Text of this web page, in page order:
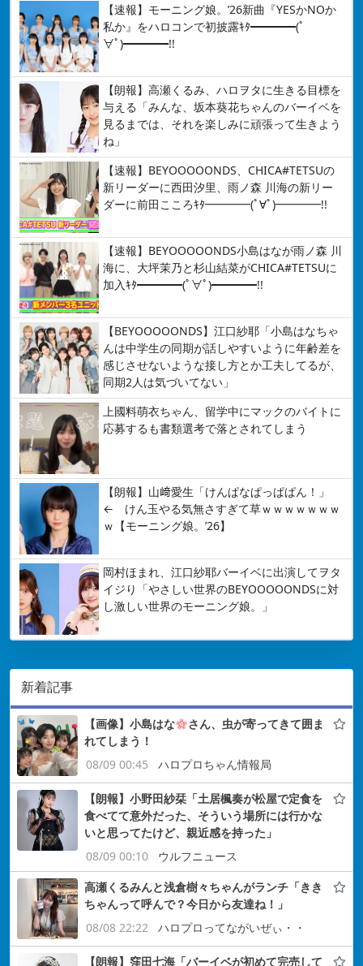
【速報】モーニング娘。’26新曲『YESかNOか
私か』をハロコンで初披露ｷﾀ━━━━(ﾟ
∀ﾟ)━━━━!!
【朗報】高瀬くるみ、ハロヲタに生きる目標を
与える「みんな、坂本葵花ちゃんのバーイベを
見るまでは、それを楽しみに頑張って生きよう
ね」
【速報】BEYOOOOONDS、CHICA#TETSUの
新リーダーに西田汐里、雨ノ森 川海の新リー
ダーに前田こころｷﾀ━━━━(ﾟ∀ﾟ)━━━━!!
【速報】BEYOOOOONDS小島はなが雨ノ森 川
海に、大坪茉乃と杉山結菜がCHICA#TETSUに
加入ｷﾀ━━━━(ﾟ∀ﾟ)━━━━!!
【BEYOOOOONDS】江口紗耶「小島はなちゃ
んは中学生の同期が話しやすいように年齢差を
感じさせないような接し方とか工夫してるが、
同期2人は気づいてない」
上國料萌衣ちゃん、留学中にマックのバイトに
応募するも書類選考で落とされてしまう
【朗報】山﨑愛生「けんぱなぱっぱぱん！」
← けん玉やる気無さすぎて草ｗｗｗｗｗｗｗ
ｗ【モーニング娘。’26】
岡村ほまれ、江口紗耶バーイベに出演してヲタ
イジり「やさしい世界のBEYOOOOONDSに対
し激しい世界のモーニング娘。」
新着記事
【画像】小島はな
さん、虫が寄ってきて囲ま
れてしまう！
08/09 00:45
ハロプロちゃん情報局
【朗報】小野田紗栞「土居楓奏が松屋で定食を
食べてて意外だった、そういう場所には行かな
いと思ってたけど、親近感を持った」
08/09 00:10
ウルフニュース
高瀬くるみんと浅倉樹々ちゃんがランチ「きき
ちゃんって呼んで？今日から友達ね！」
08/08 22:22
ハロプロってながいぜぃ・・
【朗報】窪田七海「バーイベが初めて完売して